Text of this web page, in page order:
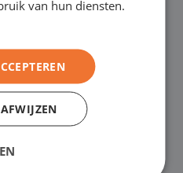
te bekijken –
lekkere kop koffie!
onze
Geldrop en
van hun diensten.